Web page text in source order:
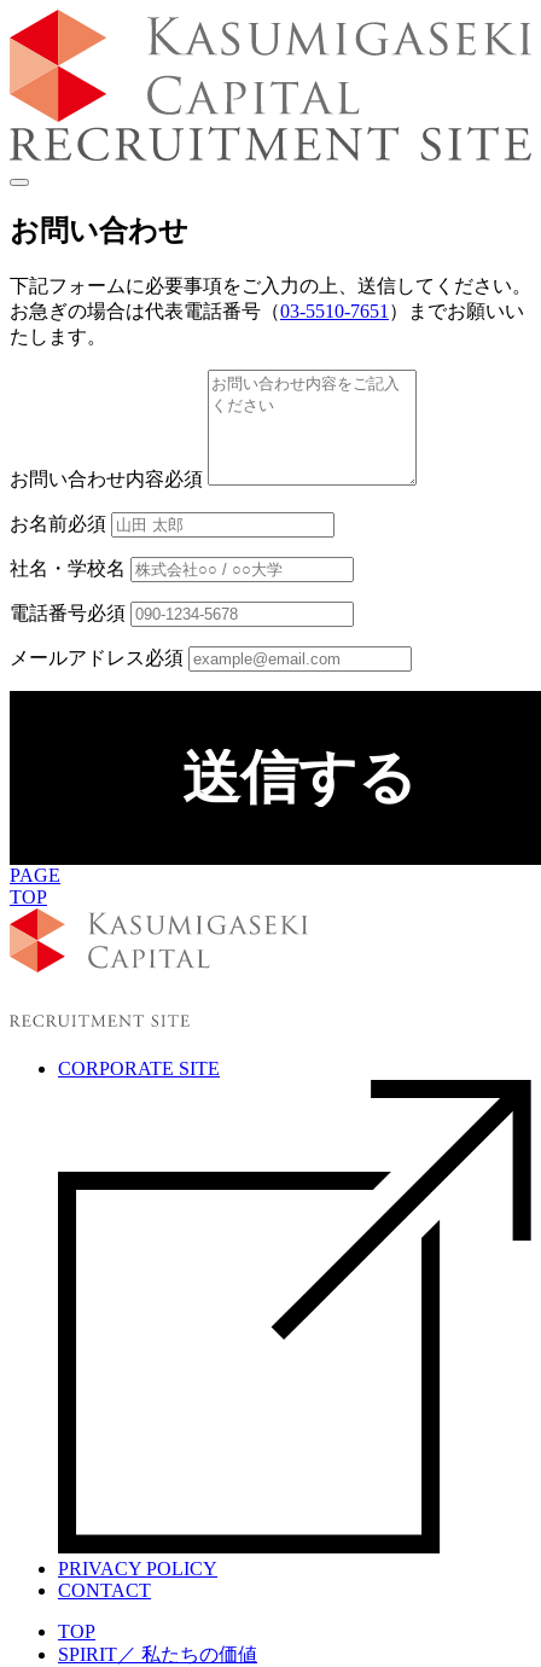
お問い合わせ
下記フォームに必要事項をご入力の上、送信してください。
お急ぎの場合は代表電話番号（03-5510-7651 ）までお願いい
たします。
お問い合わせ内容必須
お名前必須
社名・学校名
電話番号必須
メールアドレス必須
送信する
PAGE
TOP
CORPORATE SITE
PRIVACY POLICY
CONTACT
TOP
SPIRIT／ 私たちの価値